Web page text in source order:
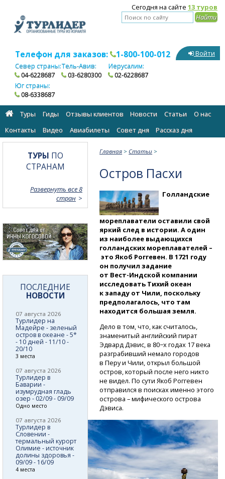
Сегодня на сайте 13 туров
Телефон для заказов: 1-800-100-012
Север страны:
04-6228687
Тель-Авив:
03-6280300
Иерусалим:
02-6228687
Юг страны:
08-6338687
Войти
Туры Гиды Отзывы клиентов Новости Статьи
О нас
Контакты
Видео Авиабилеты Cовет дня Рассказ дня
Главная > Статьи >
Остров Пасхи
Голландские
мореплаватели оставили свой
яркий след в истории. А один
из наиболее выдающихся
голландских мореплавателей –
это Якоб Роггевен. В 1721 году
он получил задание
от Вест-Индской компании
исследовать Тихий океан
к западу от Чили, поскольку
предполагалось, что там
находится большая земля.
Дело в том, что, как считалось,
знаменитый английский пират
Эдвард Дэвис, в 80−х годах 17 века
разграбивший немало городов
в Перу и Чили, открыл большой
остров, который после него никто
не видел. По сути Якоб Роггевен
отправился в поисках именно этого
острова – мифического острова
Дэвиса.
ТУРЫ ПО
СТРАНАМ
Развернуть все 8
стран
ПОСЛЕДНИЕ
НОВОСТИ
07 августа 2026
Турлидер на
Мадейре - зеленый
остров в океане - 5*
- 10 дней - 11/10 -
20/10
3 места
07 августа 2026
Турлидер в
Баварии -
изумрудная гладь
озер - 02/09 - 09/09
Одно место
07 августа 2026
Турлидер в
Словении -
термальный курорт
Олимие - источник
долины здоровья -
09/09 - 16/09
4 места